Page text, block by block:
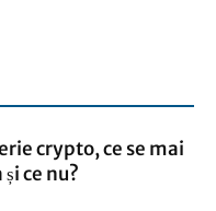
crypto, ce se mai
ce nu?